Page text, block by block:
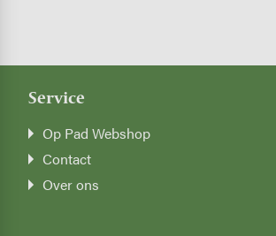
Service
Op Pad Webshop
Contact
Over ons